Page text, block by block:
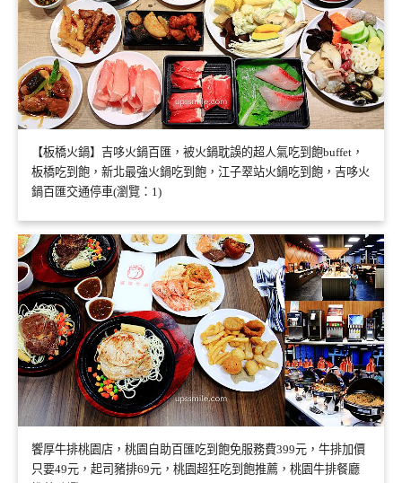
【板橋火鍋】吉哆火鍋百匯，被火鍋耽誤的超人氣吃到飽buffet，
板橋吃到飽，新北最強火鍋吃到飽，江子翠站火鍋吃到飽，吉哆火
鍋百匯交通停車(瀏覽：1)
饗厚牛排桃園店，桃園自助百匯吃到飽免服務費399元，牛排加價
只要49元，起司豬排69元，桃園超狂吃到飽推薦，桃園牛排餐廳